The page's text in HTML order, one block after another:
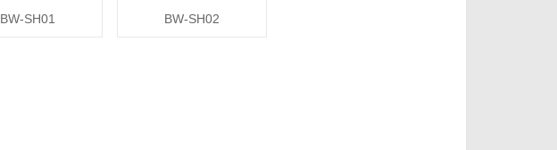
BW-SH01 BW-SH02